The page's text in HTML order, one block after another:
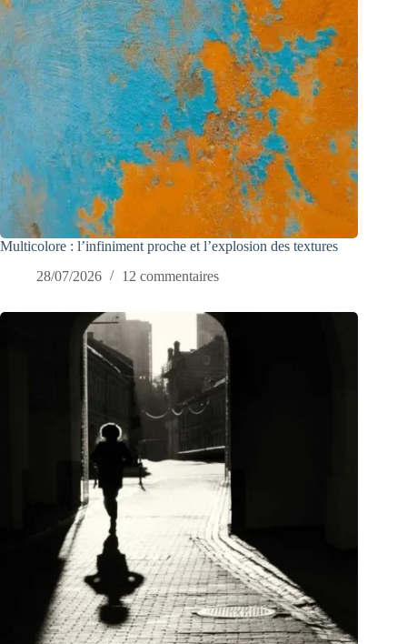
Multicolore : l’infiniment proche et l’explosion des textures
28/07/2026
12 commentaires